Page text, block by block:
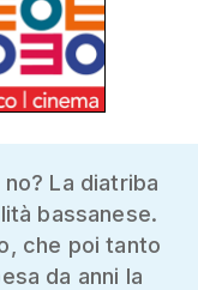
La diatriba
bassanese.
che poi tanto
da anni la